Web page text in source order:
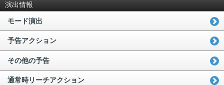
演出情報
モード演出
予告アクション
その他の予告
通常時リーチアクション